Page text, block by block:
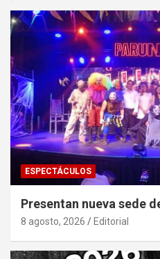
ESPECTÁCULOS
Presentan nueva sede
8 agosto, 2026 Editorial